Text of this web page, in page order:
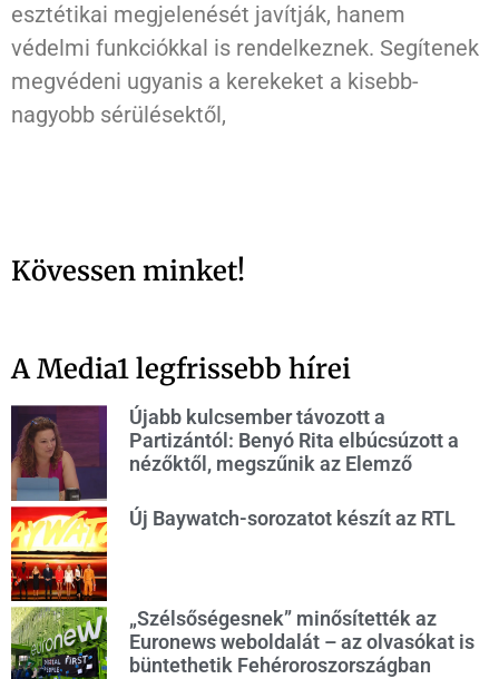
esztétikai megjelenését javítják, hanem
védelmi funkciókkal is rendelkeznek. Segítenek
megvédeni ugyanis a kerekeket a kisebb-
nagyobb sérülésektől,
Kövessen minket!
A Media1 legfrissebb hírei
Újabb kulcsember távozott a
Partizántól: Benyó Rita elbúcsúzott a
nézőktől, megszűnik az Elemző
Új Baywatch-sorozatot készít az RTL
„Szélsőségesnek” minősítették az
Euronews weboldalát – az olvasókat is
büntethetik Fehéroroszországban